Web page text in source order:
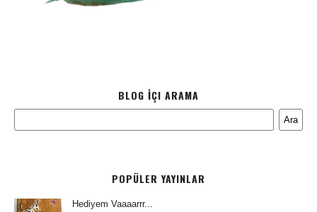
BLOG İÇI ARAMA
POPÜLER YAYINLAR
Hediyem Vaaaarrr...